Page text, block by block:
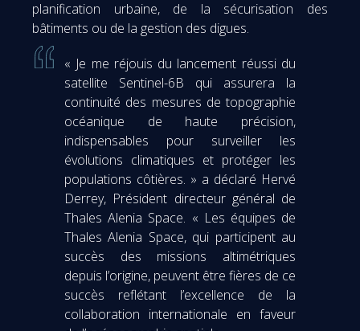
planification urbaine, de la sécurisation des
bâtiments ou de la gestion des digues.
« Je me réjouis du lancement réussi du
satellite Sentinel-6B qui assurera la
continuité des mesures de topographie
océanique de haute précision,
indispensables pour surveiller les
évolutions climatiques et protéger les
populations côtières. » a déclaré Hervé
Derrey, Président directeur général de
Thales Alenia Space. « Les équipes de
Thales Alenia Space, qui participent au
succès des missions altimétriques
depuis l’origine, peuvent être fières de ce
succès reflétant l’excellence de la
collaboration internationale en faveur